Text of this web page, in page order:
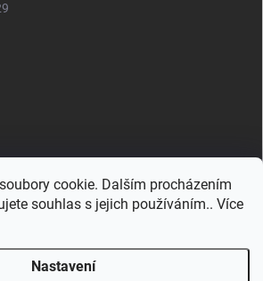
cookie. Dalším procházením
souhlas s jejich používáním.. Více
Nastavení
Hledat